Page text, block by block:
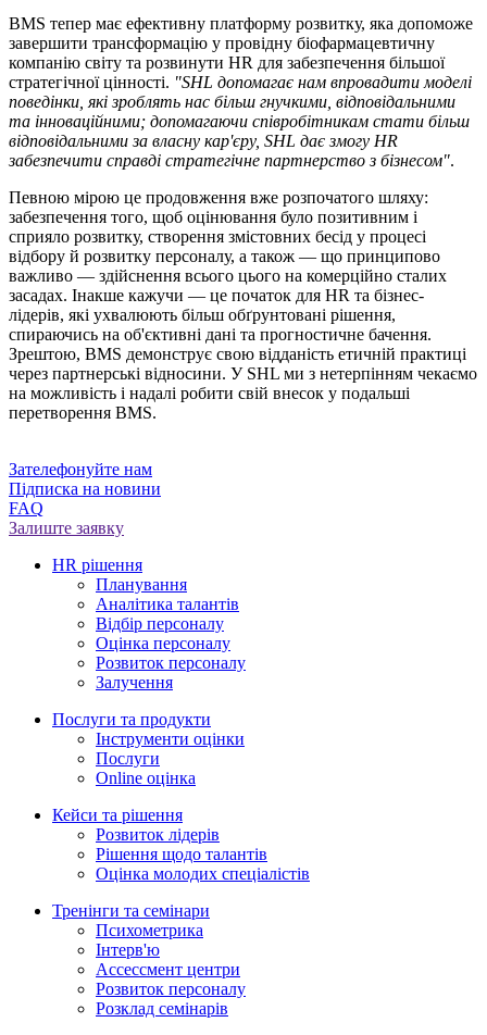
BMS тепер має ефективну платформу розвитку, яка допоможе
завершити трансформацію у провідну біофармацевтичну
компанію світу та розвинути HR для забезпечення більшої
стратегічної цінності. "SHL допомагає нам впровадити моделі
поведінки, які зроблять нас більш гнучкими, відповідальними
та інноваційними; допомагаючи співробітникам стати більш
відповідальними за власну кар'єру, SHL дає змогу HR
забезпечити справді стратегічне партнерство з бізнесом".
Певною мірою це продовження вже розпочатого шляху:
забезпечення того, щоб оцінювання було позитивним і
сприяло розвитку, створення змістовних бесід у процесі
відбору й розвитку персоналу, а також — що принципово
важливо — здійснення всього цього на комерційно сталих
засадах. Інакше кажучи — це початок для HR та бізнес-
лідерів, які ухвалюють більш обґрунтовані рішення,
спираючись на об'єктивні дані та прогностичне бачення.
Зрештою, BMS демонструє свою відданість етичній практиці
через партнерські відносини. У SHL ми з нетерпінням чекаємо
на можливість і надалі робити свій внесок у подальші
перетворення BMS.
Зателефонуйте нам
Підписка на новини
FAQ
Залиште заявку
HR рішення
Планування
Аналітика талантів
Відбір персоналу
Оцінка персоналу
Розвиток персоналу
Залучення
Послуги та продукти
Інструменти оцінки
Послуги
Online оцінка
Кейси та рішення
Розвиток лідерів
Рішення щодо талантів
Оцінка молодих спеціалістів
Тренінги та семінари
Психометрика
Iнтерв'ю
Ассессмент центри
Розвиток персоналу
Розклад семінарів